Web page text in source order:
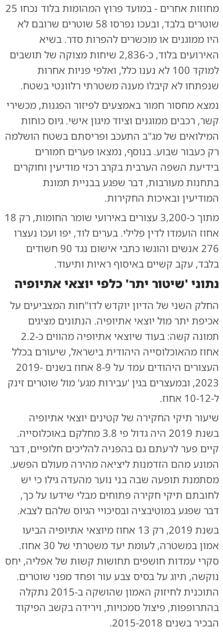
מחוזות אחרים - במועד פרוץ המהומות בלוד נכחו 25
שוטרים בלבד, ובעכו נפרסו 58 שוטרים שרובם לא
היו ממוגנים או מוכשרים להפרות סדר. בשיא
האירועים בלוד, כ-2,836 שיחות מצוקה של תושבים
למוקד 100 לא נענו כלל, ואלפי פניות אחרות
שנפתחו לא קיבלו מענה משטרתי רלוונטי בשטח.
נמצא מחסור חמור באמצעים לפיזור הפגנות, מכשירי
קשר, רכבים ממוגנים וציוד מיגון אישי. גיוס כוחות
המילואים של מג"ב התעכב ופריסתם בשטח הושלמה
רק כעבור שבוע. בנוסף, נמצאו פערים חמורים
בידיעת השפה הערבית בקרב רכזי מודיעין וחוקרים
בתחנות מעורבות, דבר שפגע בבניית תמונת
המודיעין ובאיכות החקירות.
מתוך כ-3,200 עצורים באירועי שומר החומות, רק 18
אחוז הועמדו לדין פלילי. בערים לוד, יפו ועכו נעצרו
276 אנשים והוגשו כתבי אישום נגד 90 חשודים
בלבד, עקב קשיים באיסוף ראיות ותיעוד.
נתוני 'שיטור יתר' כלפי יוצאי אתיופיה
החלק השני של הדיון יוקדש לדו"חות המצביעים על
אכיפת יתר מול יוצאי אתיופיה. הנתונים מציגים
תמונה קשה: בעוד שיוצאי אתיופיה מהווים כ-2.2
אחוז מהאוכלוסייה היהודית בישראל, שיעורם בכלל
העצורים היהודים עמד על 8-9 אחוז בשנים 2019-
2023, ובמעצרים בגין 'עבירות מגע' מול שוטרים זינק
ל-10-12 אחוז.
שיעור תיקי החקירה של קטינים יוצאי אתיופיה
בשנת 2019 היה גדול פי 3.8 מחלקם באוכלוסייה.
קיים פער לרעתם גם בהפניה להליכים חלופיים, דבר
המונע מהם הזדמנות ליציאה מהירה מעולם הפשע.
מסתמנת תופעה שבה בני נוער מהעדה גילו כי יש
לחובתם תיקי חקירה פתוחים מבלי שידעו על כך,
דבר שפגע במוטיבציה ובסיכויי הגיוס שלהם לצבא.
בשנת 2019, רק 13 אחוז מיוצאי אתיופיה הביעו
אמון במשטרה, לעומת יעד משטרתי של 30 אחוז.
סקרי עמדות חושפים תחושות קשות של אפליה, יחס
נוקשה, תיוג על בסיס צבע עור ופחד מפני שוטרים.
התוכנית לחיזוק האמון שהושקה ב-2015 נתקלה
בהתרופפות, פיצול סמכויות, וירידה בקשב הפיקוד
הבכיר בשנים 2015-2018.